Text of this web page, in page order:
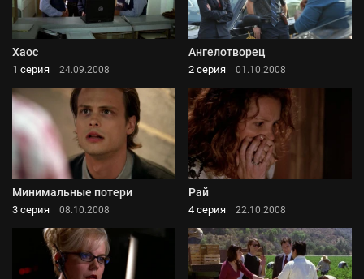
Хаос
1 серия 24.09.2008
Ангелотворец
2 серия 01.10.2008
Минимальные потери
3 серия 08.10.2008
Рай
4 серия 22.10.2008